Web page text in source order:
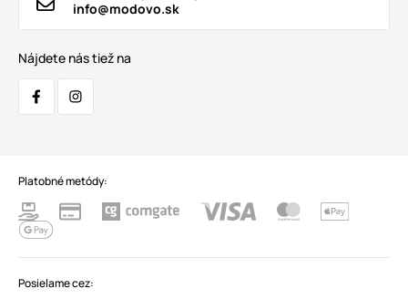
info@modovo.sk
Nájdete nás tiež na
Platobné metódy:
Posielame cez: